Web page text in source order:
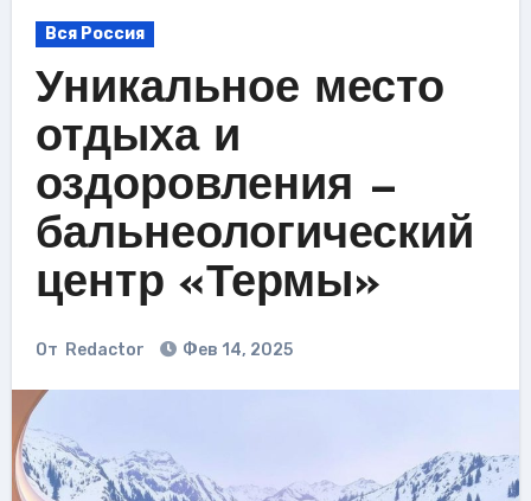
Вся Россия
Уникальное место
отдыха и
оздоровления —
бальнеологический
центр «Термы»
От Redactor Фев 14, 2025